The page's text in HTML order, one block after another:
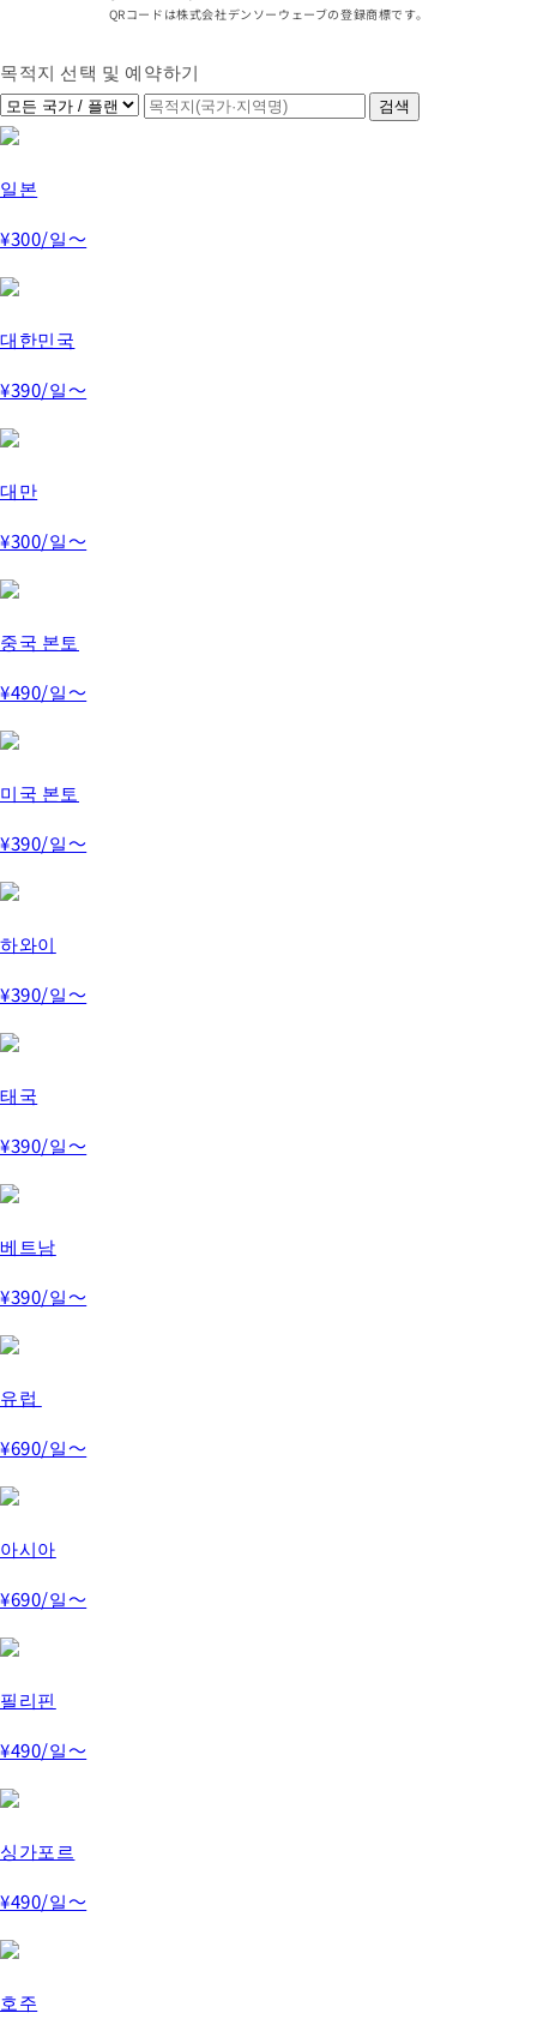
QRコードは株式会社デンソーウェーブの登録商標です。
목적지 선택 및 예약하기
일본
¥300/일～
대한민국
¥390/일～
대만
¥300/일～
중국 본토
¥490/일～
미국 본토
¥390/일～
하와이
¥390/일～
태국
¥390/일～
베트남
¥390/일～
유럽 ​
¥690/일～
아시아
¥690/일～
필리핀
¥490/일～
싱가포르
¥490/일～
호주